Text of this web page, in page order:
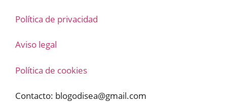
Política de privacidad
Aviso legal
Política de cookies
Contacto: blogodisea@gmail.com